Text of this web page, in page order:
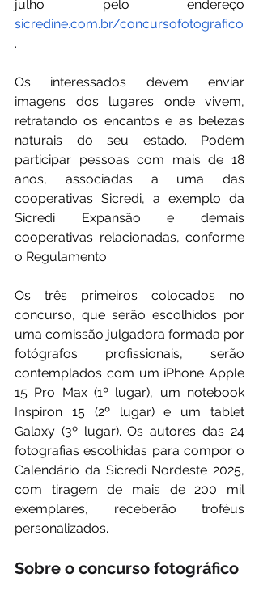
sicredine.com.br/concursofotografico
.
Os interessados devem enviar
imagens dos lugares onde vivem,
retratando os encantos e as belezas
naturais do seu estado. Podem
participar pessoas com mais de 18
anos, associadas a uma das
cooperativas Sicredi, a exemplo da
Sicredi Expansão e demais
cooperativas relacionadas, conforme
o Regulamento.
Os três primeiros colocados no
concurso, que serão escolhidos por
uma comissão julgadora formada por
fotógrafos profissionais, serão
contemplados com um iPhone Apple
15 Pro Max (1º lugar), um notebook
Inspiron 15 (2º lugar) e um tablet
Galaxy (3º lugar). Os autores das 24
fotografias escolhidas para compor o
Calendário da Sicredi Nordeste 2025,
com tiragem de mais de 200 mil
exemplares, receberão troféus
personalizados.
Sobre o concurso fotográfico